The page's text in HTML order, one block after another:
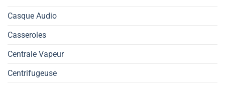
Casque Audio
Casseroles
Centrale Vapeur
Centrifugeuse